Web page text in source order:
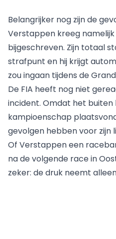
Belangrijker nog zijn de
Verstappen kreeg
bijgeschreven. Zijn totaal
strafpunt en hij krijgt
zou ingaan tijdens de
De FIA heeft nog niet
incident. Omdat het buiten
kampioenschap
gevolgen hebben voor zijn
Of Verstappen een
na de volgende race in
zeker: de druk neemt